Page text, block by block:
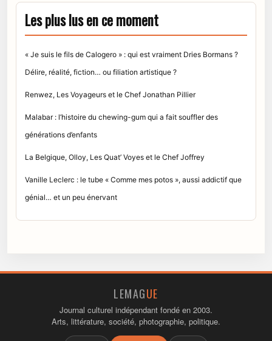
Les plus lus en ce moment
« Je suis le fils de Calogero » : qui est vraiment Dries Bormans ?
Délire, réalité, fiction… ou filiation artistique ?
Renwez, Les Voyageurs et le Chef Jonathan Pillier
Malabar : l’histoire du chewing-gum qui a fait souffler des
générations d’enfants
La Belgique, Olloy, Les Quat’ Voyes et le Chef Joffrey
Vanille Leclerc : le tube « Comme mes potos », aussi addictif que
génial… et un peu énervant
LEMAGUE
Journal culturel indépendant fondé en 2003.
Arts, littérature, société, photographie, politique.